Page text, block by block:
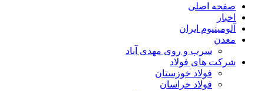
صفحه اصلی
اخبار
آلومینیوم ایران
معدن
سرب و روی مهدی آباد
شرکت های فولاد
فولاد خوزستان
فولاد خراسان